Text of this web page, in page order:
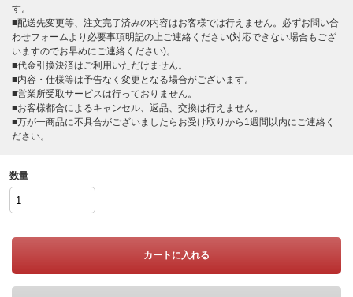
す。
■配送先変更等、注文完了済みの内容はお客様では行えません。必ずお問い合
わせフォームより必要事項明記の上ご連絡ください(対応できない場合もござ
いますのでお早めにご連絡ください)。
■代金引換決済はご利用いただけません。
■内容・仕様等は予告なく変更となる場合がございます。
■営業所受取サービスは行っておりません。
■お客様都合によるキャンセル、返品、交換は行えません。
■万が一商品に不具合がございましたらお受け取りから1週間以内にご連絡く
ださい。
数量
カートに入れる